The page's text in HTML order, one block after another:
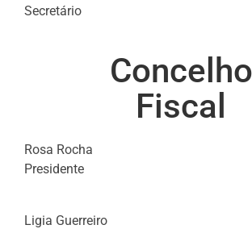
Secretário
Concelho
Fiscal
Rosa Rocha
Presidente
Ligia Guerreiro